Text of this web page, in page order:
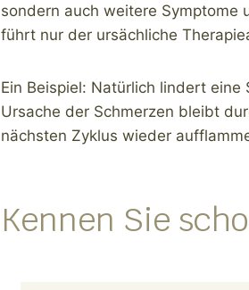
sondern auch weitere Symptome
führt nur der ursächliche
Ein Beispiel: Natürlich lindert
Ursache der Schmerzen bleibt
nächsten Zyklus wieder
Kennen Sie